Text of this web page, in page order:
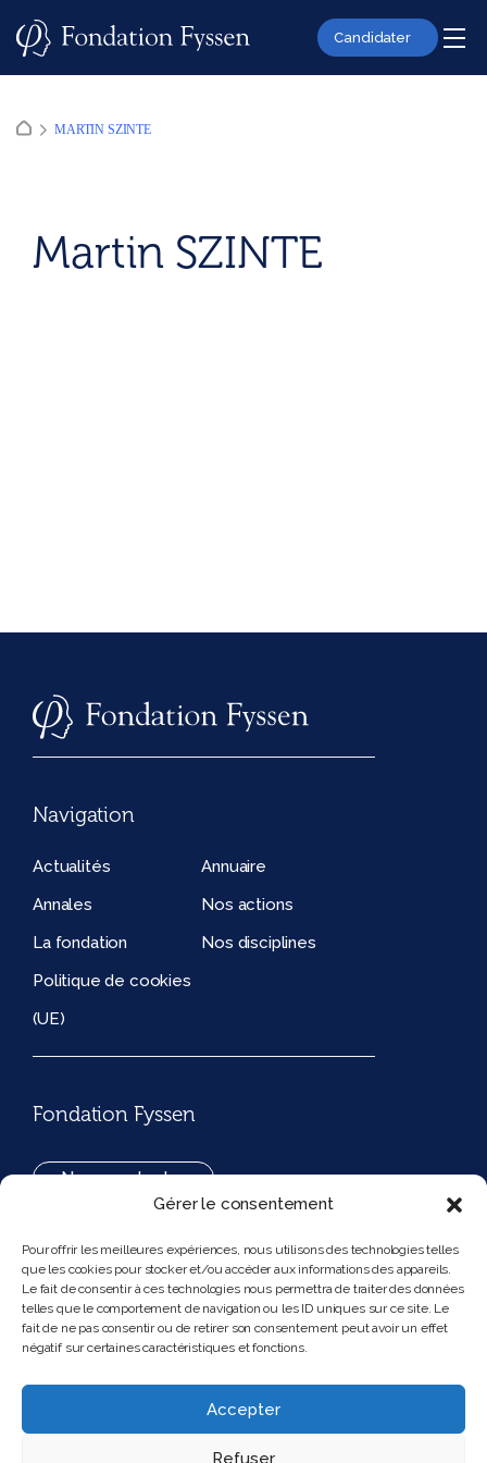
Gérer le consentement
Pour offrir les meilleures expériences, nous utilisons des technologies telles
que les cookies pour stocker et/ou accéder aux informations des appareils.
Le fait de consentir à ces technologies nous permettra de traiter des données
telles que le comportement de navigation ou les ID uniques sur ce site. Le
fait de ne pas consentir ou de retirer son consentement peut avoir un effet
négatif sur certaines caractéristiques et fonctions.
Accepter
Refuser
Candidater
MARTIN SZINTE
Martin SZINTE
Navigation
Actualités
Annuaire
Annales
Nos actions
La fondation
Nos disciplines
Politique de cookies
(UE)
Fondation Fyssen
Nous contacter
194, rue de Rivoli 75001 Paris France
Nous suivre